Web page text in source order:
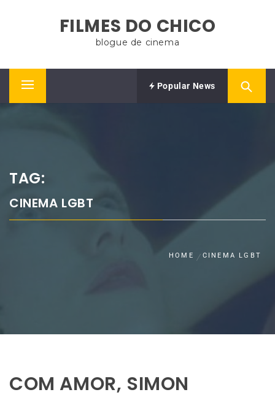
FILMES DO CHICO
blogue de cinema
Primary
Popular News
TAG:
CINEMA LGBT
HOME CINEMA LGBT
COM AMOR, SIMON